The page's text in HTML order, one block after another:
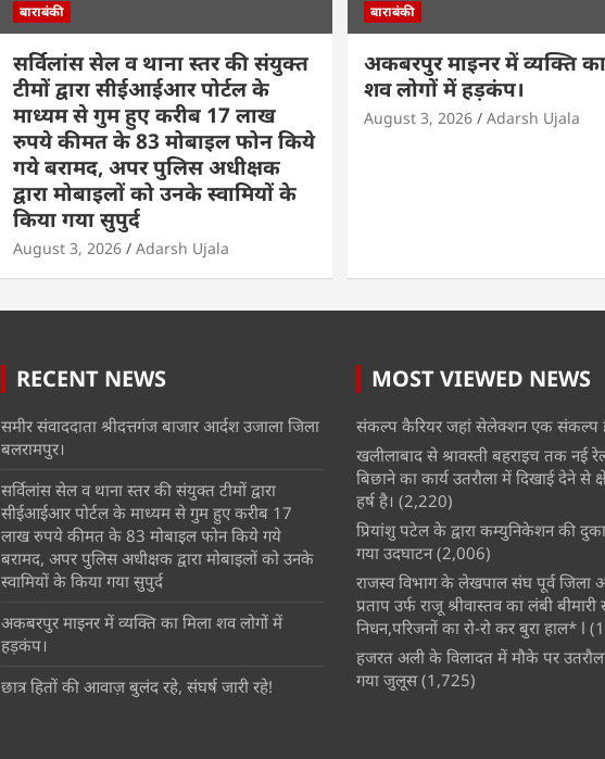
बाराबंकी
सर्विलांस सेल व थाना स्तर की संयुक्त
टीमों द्वारा सीईआईआर पोर्टल के
माध्यम से गुम हुए करीब 17 लाख
रुपये कीमत के 83 मोबाइल फोन किये
गये बरामद, अपर पुलिस अधीक्षक
द्वारा मोबाइलों को उनके स्वामियों के
किया गया सुपुर्द
August 3, 2026 Adarsh Ujala
बाराबंकी
अकबरपुर माइनर में व्यक्ति
शव लोगों में हड़कंप।
August 3, 2026 Adarsh Ujala
RECENT NEWS
समीर संवाददाता श्रीदत्तगंज बाजार आर्दश उजाला जिला
बलरामपुर।
सर्विलांस सेल व थाना स्तर की संयुक्त टीमों द्वारा
सीईआईआर पोर्टल के माध्यम से गुम हुए करीब 17
लाख रुपये कीमत के 83 मोबाइल फोन किये गये
बरामद, अपर पुलिस अधीक्षक द्वारा मोबाइलों को उनके
स्वामियों के किया गया सुपुर्द
अकबरपुर माइनर में व्यक्ति का मिला शव लोगों में
हड़कंप।
छात्र हितों की आवाज़ बुलंद रहे, संघर्ष जारी रहे!
MOST VIEWED NEWS
संकल्प कैरियर जहां सेलेक्शन एक संकल्प
खलीलाबाद से श्रावस्ती बहराइच तक नई
बिछाने का कार्य उतरौला में दिखाई देने से
हर्ष है। (2,220)
प्रियांशु पटेल के द्वारा कम्युनिकेशन की
गया उदघाटन (2,006)
राजस्व विभाग के लेखपाल संघ पूर्व जिला
प्रताप उर्फ राजू श्रीवास्तव का लंबी
निधन,परिजनों का रो-रो कर बुरा हाल* l
हजरत अली के विलादत में मौके पर
गया जुलूस (1,725)